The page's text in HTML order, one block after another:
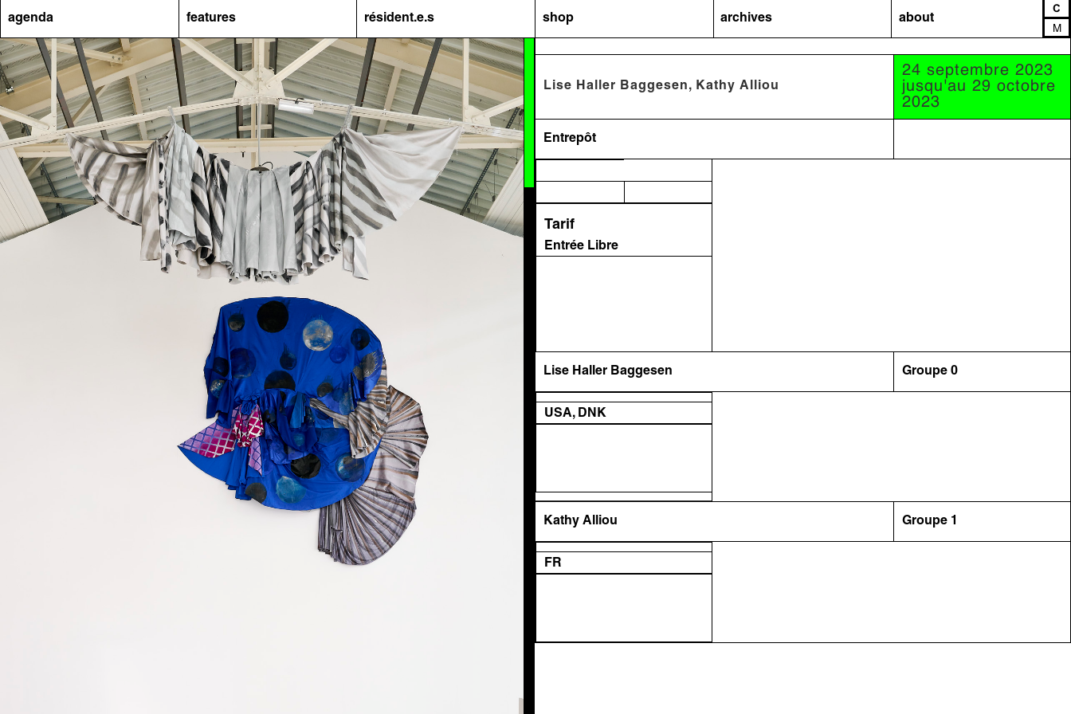
agenda features résident.e.s shop archives about
C
M
Lise Haller Baggesen, Kathy Alliou
24 septembre 2023
jusqu'au 29 octobre
2023
Entrepôt
Tarif
Entrée Libre
Lise Haller Baggesen Groupe 0
USA, DNK
Kathy Alliou Groupe 1
FR